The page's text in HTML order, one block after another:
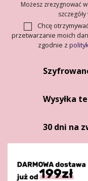
Możesz zrezygnować
Chcę
przetwarzanie moich
zgodnie z
Wysyłka
30 dni na